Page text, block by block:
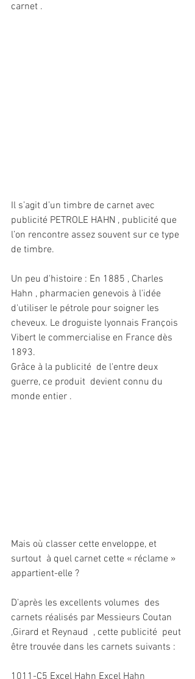
carnet .
Il s’agit d’un timbre de carnet avec
publicité PETROLE HAHN , publicité que
l’on rencontre assez souvent sur ce type
de timbre.
Un peu d'histoire : En 1885 , Charles
Hahn , pharmacien genevois à l'idée
d'utiliser le pétrole pour soigner les
cheveux. Le droguiste lyonnais François
Vibert le commercialise en France dès
1893.
Grâce à la publicité  de l'entre deux
guerre, ce produit  devient connu du
monde entier .
Mais où classer cette enveloppe, et
surtout  à quel carnet cette « réclame »
appartient-elle ?
D’après les excellents volumes  des
carnets réalisés par Messieurs Coutan
,Girard et Reynaud  , cette publicité  peut
être trouvée dans les carnets suivants :
1011-C5 Excel Hahn Excel Hahn